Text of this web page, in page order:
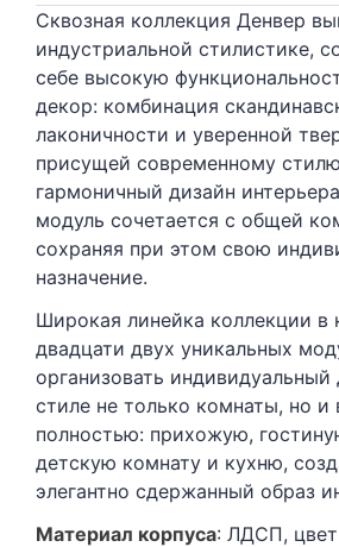
Сквозная коллекция Денвер
индустриальной стилистике,
себе высокую
декор: комбинация
лаконичности и уверенной
присущей современному
гармоничный дизайн
модуль сочетается с общей
сохраняя при этом свою
назначение.
Широкая линейка коллекции в
двадцати двух уникальных
организовать
стиле не только комнаты, но и
полностью: прихожую,
детскую комнату и кухню,
элегантно сдержанный образ
Материал корпуса: ЛДСП,